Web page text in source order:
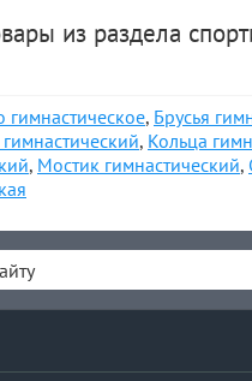
из раздела
гимнастическое, Брусья
, Кольца
, Мостик гимнастический,